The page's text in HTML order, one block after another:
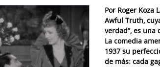
Por Roger Koza
Awful Truth,
verdad”, es
La comedia
1937 su
de más: cada